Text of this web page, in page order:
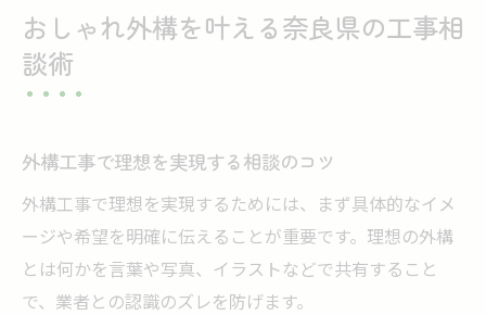
おしゃれ外構を叶える奈良県の工事相
談術
外構工事で理想を実現する相談のコツ
外構工事で理想を実現するためには、まず具体的なイメ
ージや希望を明確に伝えることが重要です。理想の外構
とは何かを言葉や写真、イラストなどで共有すること
で、業者との認識のズレを防げます。